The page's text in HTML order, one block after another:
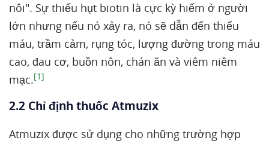
nôi". Sự thiếu hụt biotin là cực kỳ hiếm ở người
lớn nhưng nếu nó xảy ra, nó sẽ dẫn đến thiếu
máu, trầm cảm, rụng tóc, lượng đường trong máu
cao, đau cơ, buồn nôn, chán ăn và viêm niêm
mạc.[1]
2.2 Chỉ định thuốc Atmuzix
Atmuzix được sử dụng cho những trường hợp